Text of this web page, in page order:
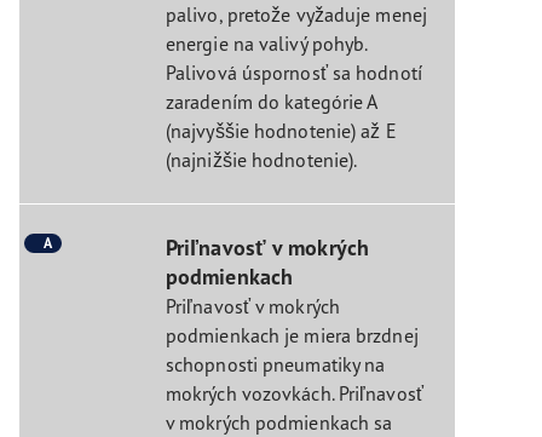
palivo, pretože vyžaduje menej
energie na valivý pohyb.
Palivová úspornosť sa hodnotí
zaradením do kategórie A
(najvyššie hodnotenie) až E
(najnižšie hodnotenie).
A
Priľnavosť v mokrých
podmienkach
Priľnavosť v mokrých
podmienkach je miera brzdnej
schopnosti pneumatiky na
mokrých vozovkách. Priľnavosť
v mokrých podmienkach sa